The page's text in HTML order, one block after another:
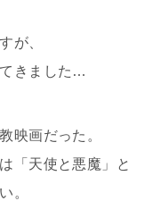
が、
きました…
映画だった。
「天使と悪魔」と
。